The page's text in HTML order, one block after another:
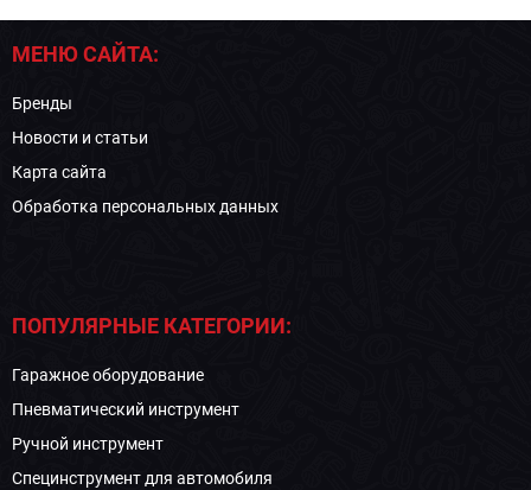
МЕНЮ САЙТА:
Бренды
Новости и статьи
Карта сайта
Обработка персональных данных
ПОПУЛЯРНЫЕ КАТЕГОРИИ:
Гаражное оборудование
Пневматический инструмент
Ручной инструмент
Специнструмент для автомобиля